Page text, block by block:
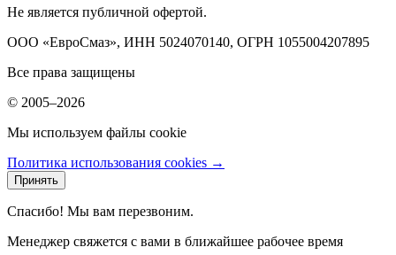
Не является публичной офертой.
ООО «ЕвроСмаз», ИНН 5024070140, ОГРН 1055004207895
Все права защищены
© 2005–2026
Мы используем файлы cookie
Политика использования cookies →
Принять
Спасибо! Мы вам перезвоним.
Менеджер свяжется с вами в ближайшее рабочее время